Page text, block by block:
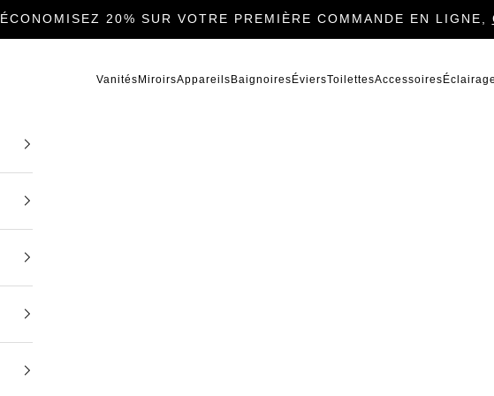
ÉCONOMISEZ 20% SUR VOTRE PREMIÈRE COMMANDE EN LIGNE,
Vanités MiroirsAppareils Baignoires ÉviersToilettesAccessoires Éclairage